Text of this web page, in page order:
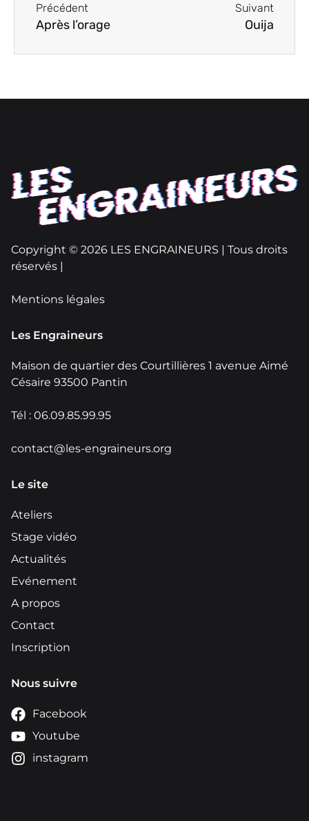
Suivant
Ouija
Précédent
Après l’orage
Copyright © 2026 LES ENGRAINEURS | Tous droits
réservés |
Mentions légales
Les Engraineurs
Maison de quartier des Courtillières 1 avenue Aimé
Césaire 93500 Pantin
Tél : 06.09.85.99.95
contact@les-engraineurs.org
Le site
Ateliers
Stage vidéo
Actualités
Evénement
A propos
Contact
Inscription
Nous suivre
Facebook
Youtube
instagram